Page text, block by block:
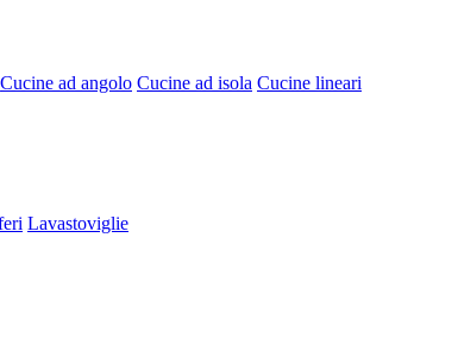
Cucine ad angolo Cucine ad isola Cucine lineari
Lavastoviglie